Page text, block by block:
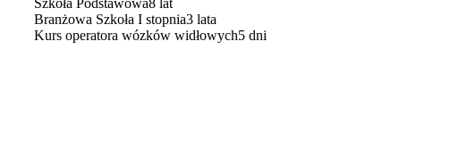
Szkoła Podstawowa8 lat
Branżowa Szkoła I stopnia3 lata
Kurs operatora wózków widłowych5 dni